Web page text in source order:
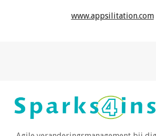
www.appsilitation.com